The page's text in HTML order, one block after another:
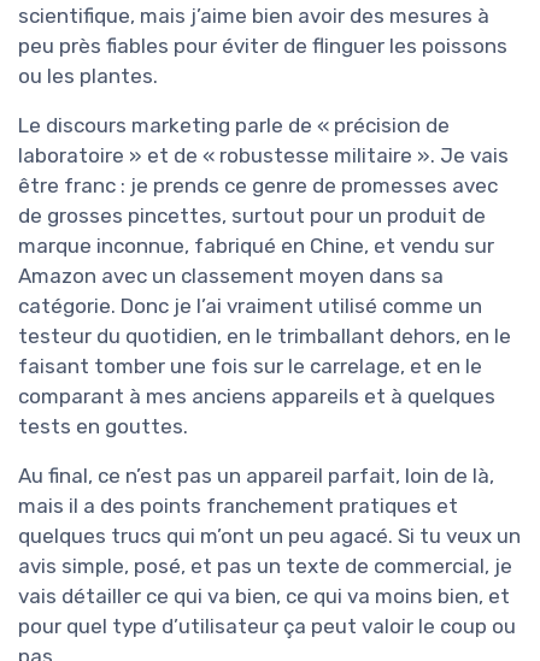
scientifique, mais j’aime bien avoir des mesures à
peu près fiables pour éviter de flinguer les poissons
ou les plantes.
Le discours marketing parle de « précision de
laboratoire » et de « robustesse militaire ». Je vais
être franc : je prends ce genre de promesses avec
de grosses pincettes, surtout pour un produit de
marque inconnue, fabriqué en Chine, et vendu sur
Amazon avec un classement moyen dans sa
catégorie. Donc je l’ai vraiment utilisé comme un
testeur du quotidien, en le trimballant dehors, en le
faisant tomber une fois sur le carrelage, et en le
comparant à mes anciens appareils et à quelques
tests en gouttes.
Au final, ce n’est pas un appareil parfait, loin de là,
mais il a des points franchement pratiques et
quelques trucs qui m’ont un peu agacé. Si tu veux un
avis simple, posé, et pas un texte de commercial, je
vais détailler ce qui va bien, ce qui va moins bien, et
pour quel type d’utilisateur ça peut valoir le coup ou
pas.